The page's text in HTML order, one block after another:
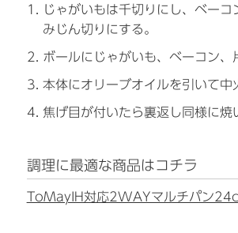
じゃがいもは千切りにし、ベー
みじん切りにする。
ボールにじゃがいも、ベーコン、
本体にオリーブオイルを引いて中
焦げ目が付いたら裏返し同様に焼
調理に最適な商品はコチラ
ToMayIH対応2WAYマルチパン